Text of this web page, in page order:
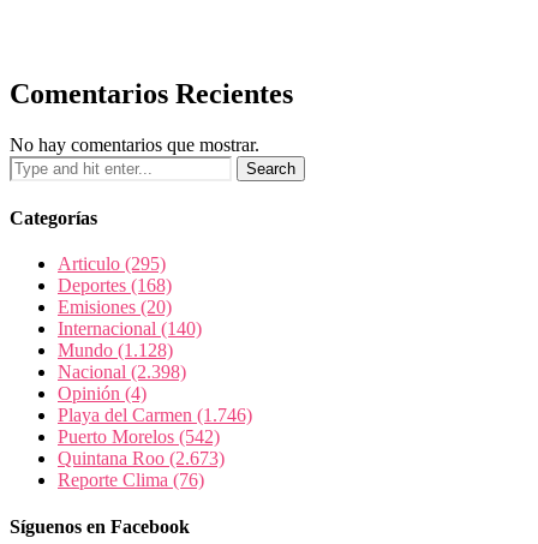
Comentarios Recientes
No hay comentarios que mostrar.
Categorías
Articulo (295)
Deportes (168)
Emisiones (20)
Internacional (140)
Mundo (1.128)
Nacional (2.398)
Opinión (4)
Playa del Carmen (1.746)
Puerto Morelos (542)
Quintana Roo (2.673)
Reporte Clima (76)
Síguenos en Facebook